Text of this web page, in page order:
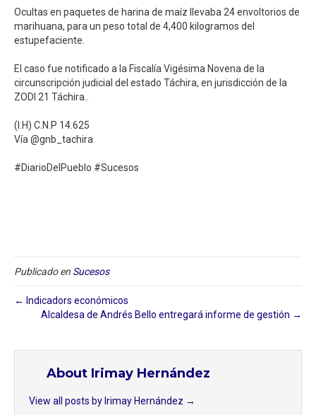
Ocultas en paquetes de harina de maíz llevaba 24 envoltorios de
marihuana, para un peso total de 4,400 kilogramos del
estupefaciente. ⁣
El caso fue notificado a la Fiscalía Vigésima Novena de la
circunscripción judicial del estado Táchira, en jurisdicción de la
ZODI 21 Táchira..⁣
(I.H) C.N.P 14.625⁣
Vía @gnb_tachira⁣
#DiarioDelPueblo #Sucesos⁣
Publicado en Sucesos
← Indicadors económicos
Alcaldesa de Andrés Bello entregará informe de gestión →
About Irimay Hernández
View all posts by Irimay Hernández →